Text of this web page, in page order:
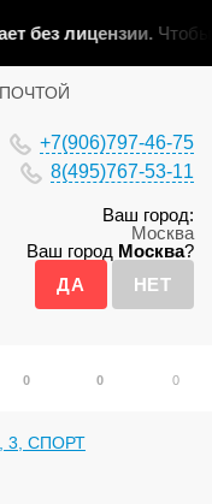
без лицензии.Чтобы
+7(906)797-46-75
8(495)767-53-11
Ваш город:
Москва
Ваш город Москва?
0
0 0
3, СПОРТ